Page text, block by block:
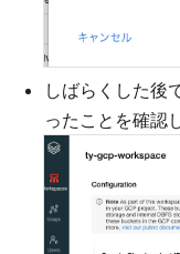
しばらくした後
ったことを確認